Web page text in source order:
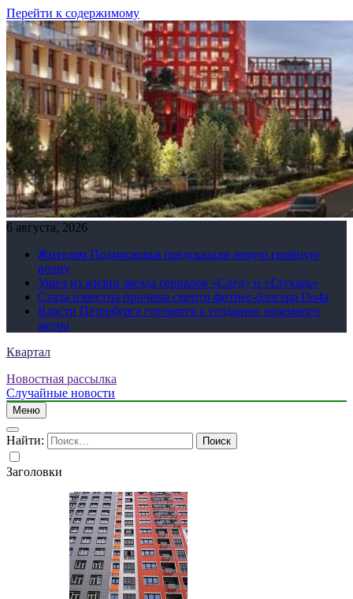
Перейти к содержимому
6 августа, 2026
Жителям Подмосковья предсказали новую грибную
волну
Ушел из жизни звезда сериалов «След» и «Глухарь»
Стала известна причина смерти фитнес-блогера Do4а
Власти Петербурга готовятся к созданию наземного
метро
Квартал
Новостная рассылка
Случайные новости
Меню
Найти:
Заголовки